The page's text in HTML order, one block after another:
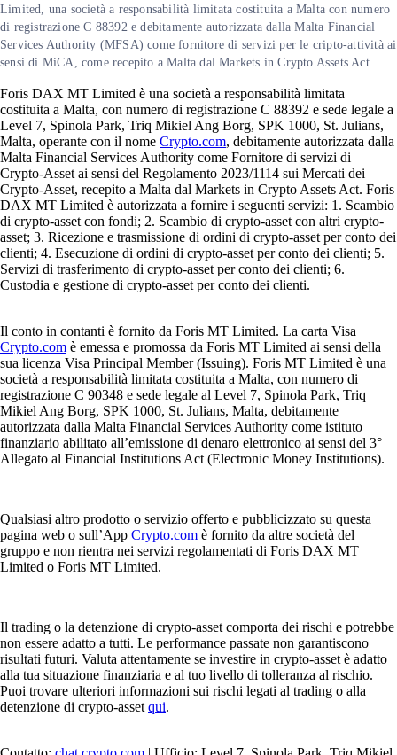
Limited, una società a responsabilità limitata costituita a Malta con numero
di registrazione C 88392 e debitamente autorizzata dalla Malta Financial
Services Authority (MFSA) come fornitore di servizi per le cripto-attività ai
sensi di MiCA, come recepito a Malta dal Markets in Crypto Assets Act.
Foris DAX MT Limited è una società a responsabilità limitata
costituita a Malta, con numero di registrazione C 88392 e sede legale a
Level 7, Spinola Park, Triq Mikiel Ang Borg, SPK 1000, St. Julians,
Malta, operante con il nome Crypto.com, debitamente autorizzata dalla
Malta Financial Services Authority come Fornitore di servizi di
Crypto-Asset ai sensi del Regolamento 2023/1114 sui Mercati dei
Crypto-Asset, recepito a Malta dal Markets in Crypto Assets Act. Foris
DAX MT Limited è autorizzata a fornire i seguenti servizi: 1. Scambio
di crypto-asset con fondi; 2. Scambio di crypto-asset con altri crypto-
asset; 3. Ricezione e trasmissione di ordini di crypto-asset per conto dei
clienti; 4. Esecuzione di ordini di crypto-asset per conto dei clienti; 5.
Servizi di trasferimento di crypto-asset per conto dei clienti; 6.
Custodia e gestione di crypto-asset per conto dei clienti.
Il conto in contanti è fornito da Foris MT Limited. La carta Visa
Crypto.com è emessa e promossa da Foris MT Limited ai sensi della
sua licenza Visa Principal Member (Issuing). Foris MT Limited è una
società a responsabilità limitata costituita a Malta, con numero di
registrazione C 90348 e sede legale al Level 7, Spinola Park, Triq
Mikiel Ang Borg, SPK 1000, St. Julians, Malta, debitamente
autorizzata dalla Malta Financial Services Authority come istituto
finanziario abilitato all’emissione di denaro elettronico ai sensi del 3°
Allegato al Financial Institutions Act (Electronic Money Institutions).
Qualsiasi altro prodotto o servizio offerto e pubblicizzato su questa
pagina web o sull’App Crypto.com è fornito da altre società del
gruppo e non rientra nei servizi regolamentati di Foris DAX MT
Limited o Foris MT Limited.
Il trading o la detenzione di crypto-asset comporta dei rischi e potrebbe
non essere adatto a tutti. Le performance passate non garantiscono
risultati futuri. Valuta attentamente se investire in crypto-asset è adatto
alla tua situazione finanziaria e al tuo livello di tolleranza al rischio.
Puoi trovare ulteriori informazioni sui rischi legati al trading o alla
detenzione di crypto-asset qui.